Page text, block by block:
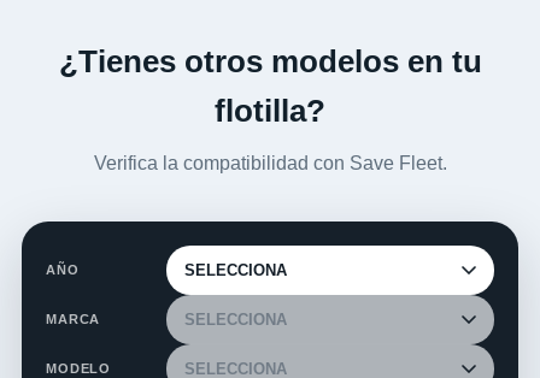
¿Tienes otros modelos en tu
flotilla?
Verifica la compatibilidad con Save Fleet.
AÑO
MARCA
MODELO